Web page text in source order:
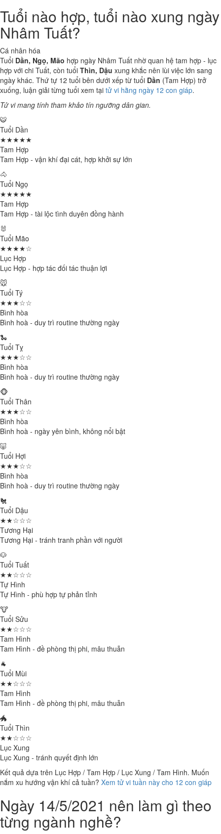
Tuổi nào hợp, tuổi nào xung ngày
Nhâm Tuất?
Cá nhân hóa
Tuổi Dần, Ngọ, Mão hợp ngày Nhâm Tuất nhờ quan hệ tam hợp - lục
hợp với chi Tuất, còn tuổi Thìn, Dậu xung khắc nên lùi việc lớn sang
ngày khác. Thứ tự 12 tuổi bên dưới xếp từ tuổi Dần (Tam Hợp) trở
xuống, luận giải từng tuổi xem tại tử vi hằng ngày 12 con giáp.
Tử vi mang tính tham khảo tín ngưỡng dân gian.
🐯
Tuổi Dần
★★★★★
Tam Hợp
Tam Hợp - vận khí đại cát, hợp khởi sự lớn
🐴
Tuổi Ngọ
★★★★★
Tam Hợp
Tam Hợp - tài lộc tình duyên đồng hành
🐰
Tuổi Mão
★★★★☆
Lục Hợp
Lục Hợp - hợp tác đối tác thuận lợi
🐭
Tuổi Tý
★★★☆☆
Bình hòa
Bình hoà - duy trì routine thường ngày
🐍
Tuổi Tỵ
★★★☆☆
Bình hòa
Bình hoà - duy trì routine thường ngày
🐵
Tuổi Thân
★★★☆☆
Bình hòa
Bình hoà - ngày yên bình, không nổi bật
🐷
Tuổi Hợi
★★★☆☆
Bình hòa
Bình hoà - duy trì routine thường ngày
🐔
Tuổi Dậu
★★☆☆☆
Tương Hại
Tương Hại - tránh tranh phần với người
🐶
Tuổi Tuất
★★☆☆☆
Tự Hình
Tự Hình - phù hợp tự phản tỉnh
🐮
Tuổi Sửu
★★☆☆☆
Tam Hình
Tam Hình - đề phòng thị phi, mâu thuẫn
🐐
Tuổi Mùi
★★☆☆☆
Tam Hình
Tam Hình - đề phòng thị phi, mâu thuẫn
🐲
Tuổi Thìn
★★☆☆☆
Lục Xung
Lục Xung - tránh quyết định lớn
Kết quả dựa trên Lục Hợp / Tam Hợp / Lục Xung / Tam Hình. Muốn
nắm xu hướng vận khí cả tuần? Xem tử vi tuần này cho 12 con giáp
Ngày 14/5/2021 nên làm gì theo
từng ngành nghề?